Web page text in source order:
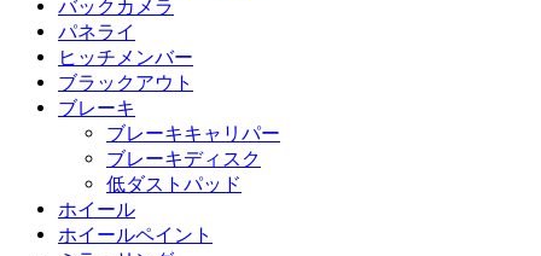
バックカメラ
パネライ
ヒッチメンバー
ブラックアウト
ブレーキ
ブレーキキャリパー
ブレーキディスク
低ダストパッド
ホイール
ホイールペイント